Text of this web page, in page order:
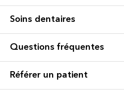
Soins dentaires
Questions fréquentes
Référer un patient